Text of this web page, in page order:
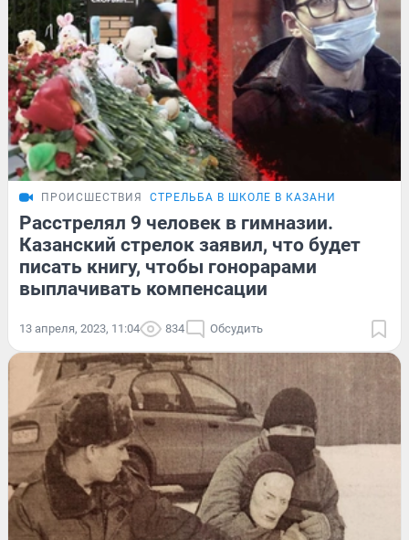
ПРОИСШЕСТВИЯ СТРЕЛЬБА В ШКОЛЕ В КАЗАНИ
Расстрелял 9 человек в гимназии.
Казанский стрелок заявил, что будет
писать книгу, чтобы гонорарами
выплачивать компенсации
13 апреля, 2023, 11:04 834 Обсудить